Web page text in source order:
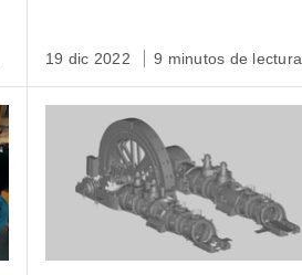
19 dic 2022 9 minutos de lectura